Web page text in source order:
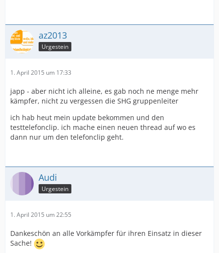
az2013
Urgestein
1. April 2015 um 17:33
japp - aber nicht ich alleine, es gab noch ne menge mehr
kämpfer, nicht zu vergessen die SHG gruppenleiter
ich hab heut mein update bekommen und den
testtelefonclip. ich mache einen neuen thread auf wo es
dann nur um den telefonclip geht.
Audi
Urgestein
1. April 2015 um 22:55
Dankeschön an alle Vorkämpfer für ihren Einsatz in dieser
Sache!